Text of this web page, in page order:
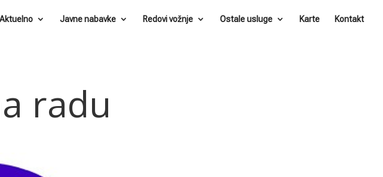
Aktuelno Javne nabavke Redovi vožnje Ostale usluge Karte Kontakt
radu